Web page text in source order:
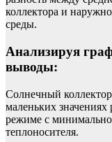
коллектора и
среды.
Анализируя
выводы:
Солнечный
маленьких
режиме с
теплоносителя.